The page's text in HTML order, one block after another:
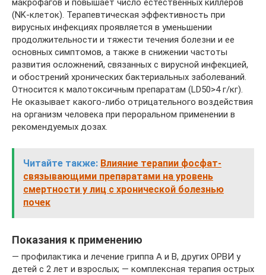
макрофагов и повышает число естественных киллеров
(NK-клеток). Терапевтическая эффективность при
вирусных инфекциях проявляется в уменьшении
продолжительности и тяжести течения болезни и ее
основных симптомов, а также в снижении частоты
развития осложнений, связанных с вирусной инфекцией,
и обострений хронических бактериальных заболеваний.
Относится к малотоксичным препаратам (LD50>4 г/кг).
Не оказывает какого-либо отрицательного воздействия
на организм человека при пероральном применении в
рекомендуемых дозах.
Читайте также: Влияние терапии фосфат-
связывающими препаратами на уровень
смертности у лиц с хронической болезнью
почек
Показания к применению
— профилактика и лечение гриппа А и В, других ОРВИ у
детей с 2 лет и взрослых; — комплексная терапия острых